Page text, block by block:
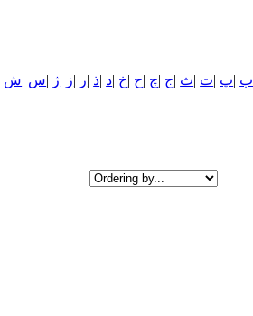
ب |پ |ت |ث |ج |چ |ح |خ |د |ذ |ر |ز |ژ |س |ش